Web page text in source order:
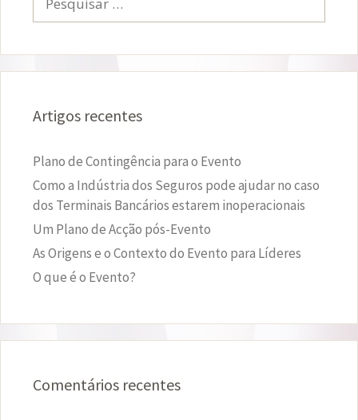
por:
Artigos recentes
Plano de Contingência para o Evento
Como a Indústria dos Seguros pode ajudar no caso
dos Terminais Bancários estarem inoperacionais
Um Plano de Acção pós-Evento
As Origens e o Contexto do Evento para Líderes
O que é o Evento?
Comentários recentes